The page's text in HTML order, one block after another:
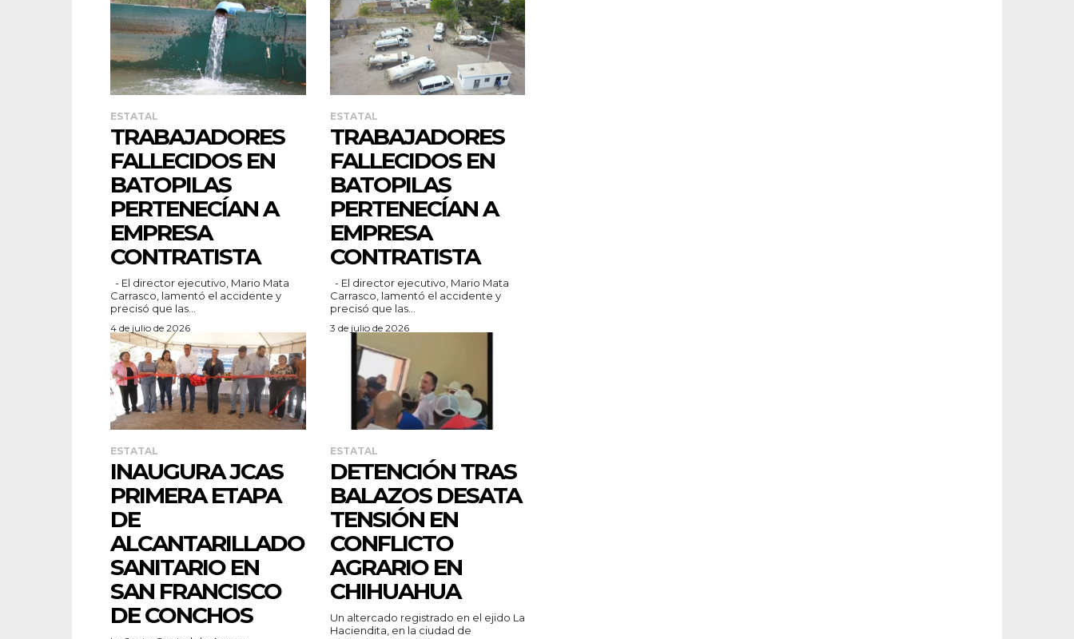
ESTATAL
TRABAJADORES
FALLECIDOS EN
BATOPILAS
PERTENECÍAN A
EMPRESA
CONTRATISTA
Carrasco, lamentó el accidente y
precisó que las...
4 de julio de 2026
ESTATAL
TRABAJADORES
FALLECIDOS EN
BATOPILAS
PERTENECÍAN A
EMPRESA
CONTRATISTA
Carrasco, lamentó el accidente y
precisó que las...
3 de julio de 2026
ESTATAL
INAUGURA JCAS
PRIMERA ETAPA
DE
ALCANTARILLADO
SANITARIO EN
SAN FRANCISCO
DE CONCHOS
ESTATAL
DETENCIÓN TRAS
BALAZOS DESATA
TENSIÓN EN
CONFLICTO
AGRARIO EN
CHIHUAHUA
Un altercado registrado en el ejido La
Haciendita, en la ciudad de